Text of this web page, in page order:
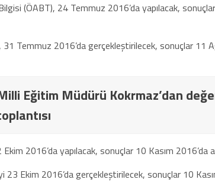
(ÖABT), 24 Temmuz 2016’da yapılacak,
31 Temmuz 2016’da gerçekleştirilecek, sonuçlar 11
Eğitim Müdürü Kokrmaz’dan
2016’da yapılacak, sonuçlar 10 Kasım 2016’da
Ekim 2016’da gerçekleştirilecek, sonuçlar 10